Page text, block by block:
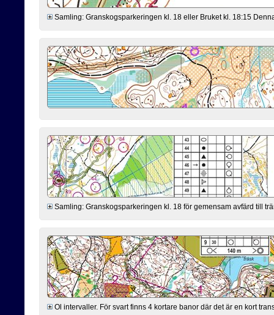
Samling: Granskogsparkeringen kl. 18 eller Bruket kl. 18:15
Samling: Granskogsparkeringen kl. 18 för gemensam avfärd till
Ol intervaller. För svart finns 4 kortare banor där det är en kort